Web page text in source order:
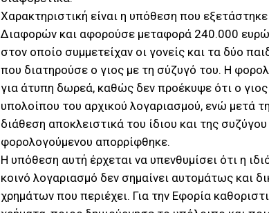
Χαρακτηριστική είναι η υπόθεση που
Διαφορών και αφορούσε μεταφορά 240.000 ευρώ
στον οποίο συμμετείχαν οι γονείς και τα δύο
που διατηρούσε ο γιος με τη σύζυγό του. Η
για άτυπη δωρεά, καθώς δεν προέκυψε ότι ο γιος
υπολοίπου του αρχικού λογαριασμού, ενώ μετά
διάθεση αποκλειστικά του ίδιου και της
φορολογούμενου απορρίφθηκε.
Η υπόθεση αυτή έρχεται να υπενθυμίσει ότι η
κοινό λογαριασμό δεν σημαίνει αυτομάτως και
χρημάτων που περιέχει. Για την Εφορία